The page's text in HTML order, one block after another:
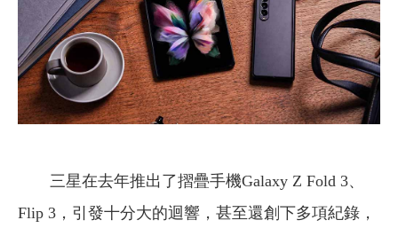
三星在去年推出了摺疊手機Galaxy Z Fold 3、
Flip 3，引發十分大的迴響，甚至還創下多項紀錄，